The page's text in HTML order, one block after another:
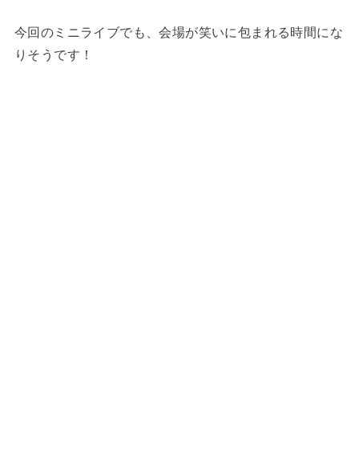
今回のミニライブでも、会場が笑いに包まれる時間にな
りそうです！